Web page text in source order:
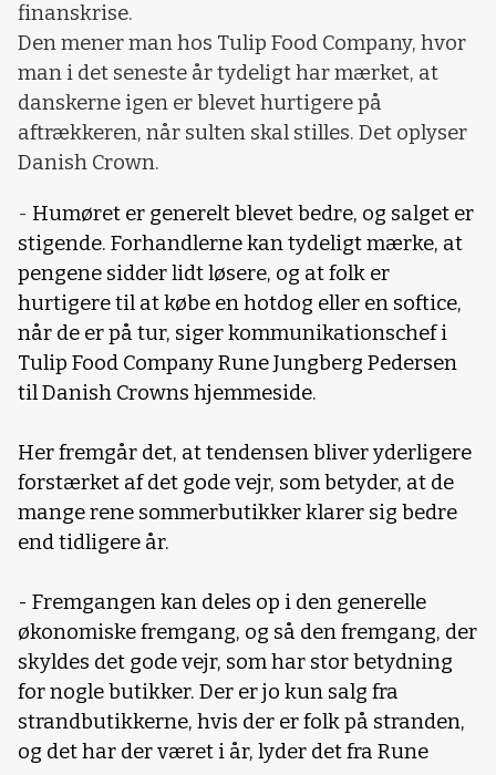
finanskrise.
Den mener man hos Tulip Food Company, hvor
man i det seneste år tydeligt har mærket, at
danskerne igen er blevet hurtigere på
aftrækkeren, når sulten skal stilles. Det oplyser
Danish Crown.
- Humøret er generelt blevet bedre, og salget er
stigende. Forhandlerne kan tydeligt mærke, at
pengene sidder lidt løsere, og at folk er
hurtigere til at købe en hotdog eller en softice,
når de er på tur, siger kommunikationschef i
Tulip Food Company Rune Jungberg Pedersen
til Danish Crowns hjemmeside.
Her fremgår det, at tendensen bliver yderligere
forstærket af det gode vejr, som betyder, at de
mange rene sommerbutikker klarer sig bedre
end tidligere år.
- Fremgangen kan deles op i den generelle
økonomiske fremgang, og så den fremgang, der
skyldes det gode vejr, som har stor betydning
for nogle butikker. Der er jo kun salg fra
strandbutikkerne, hvis der er folk på stranden,
og det har der været i år, lyder det fra Rune